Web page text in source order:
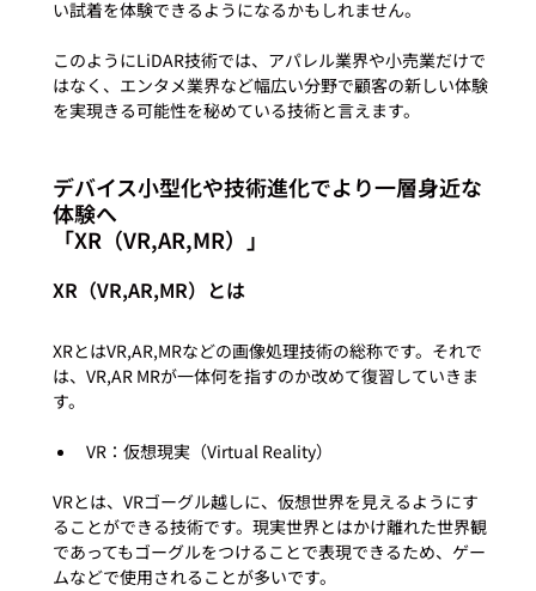
い試着を体験できるようになるかもしれません。
このようにLiDAR技術では、アパレル業界や小売業だけで
はなく、エンタメ業界など幅広い分野で顧客の新しい体験
デバイス小型化や技術進化でより一層身近な
体験へ
「XR（VR,AR,MR）」
XR（VR,AR,MR）とは
XRとはVR,AR,MRなどの画像処理技術の総称です。それで
は、VR,AR MRが一体何を指すのか改めて復習していきま
VR：仮想現実（Virtual Reality）
VRとは、VRゴーグル越しに、仮想世界を見えるようにす
ることができる技術です。現実世界とはかけ離れた世界観
であってもゴーグルをつけることで表現できるため、ゲー